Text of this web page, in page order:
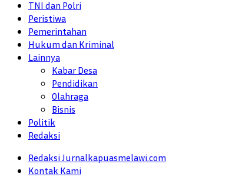
TNI dan Polri
Peristiwa
Pemerintahan
Hukum dan Kriminal
Lainnya
Kabar Desa
Pendidikan
Olahraga
Bisnis
Politik
Redaksi
Redaksi Jurnalkapuasmelawi.com
Kontak Kami